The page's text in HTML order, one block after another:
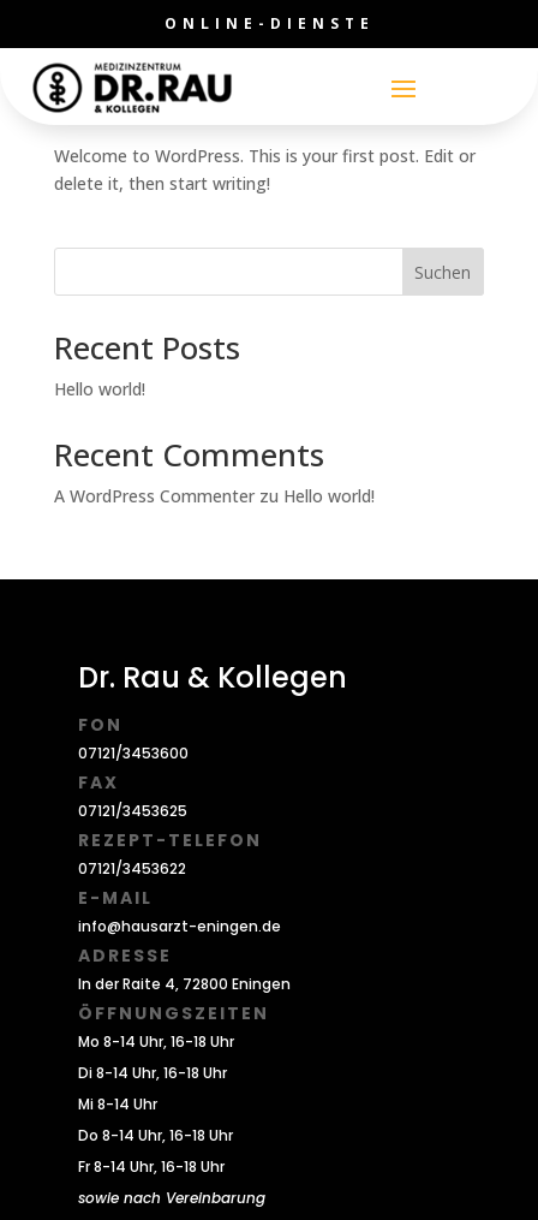
ONLINE-DIENSTE
Hello world!
von medicine-admin|Sep. 25, 2024 Uncategorized
Welcome to WordPress. This is your first post. Edit or
delete it, then start writing!
Suchen
Recent Posts
Hello world!
Recent Comments
A WordPress Commenterzu Hello world!
Dr. Rau & Kollegen
FON
07121/3453600
FAX
07121/3453625
REZEPT-TELEFON
07121/3453622
E-MAIL
info@hausarzt-eningen.de
ADRESSE
In der Raite 4, 72800 Eningen
ÖFFNUNGSZEITEN
Mo 8-14 Uhr, 16-18 Uhr
Di 8-14 Uhr, 16-18 Uhr
Mi 8-14 Uhr
Do 8-14 Uhr, 16-18 Uhr
Fr 8-14 Uhr, 16-18 Uhr
sowie nach Vereinbarung